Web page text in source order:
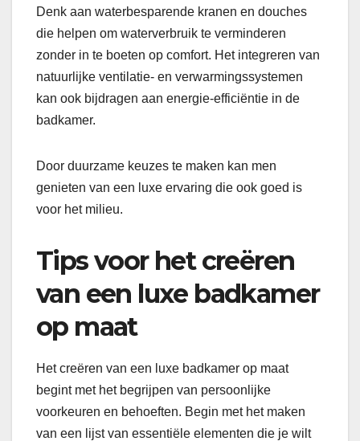
Denk aan waterbesparende kranen en douches
die helpen om waterverbruik te verminderen
zonder in te boeten op comfort. Het integreren van
natuurlijke ventilatie- en verwarmingssystemen
kan ook bijdragen aan energie-efficiëntie in de
badkamer.
Door duurzame keuzes te maken kan men
genieten van een luxe ervaring die ook goed is
voor het milieu.
Tips voor het creëren
van een luxe badkamer
op maat
Het creëren van een luxe badkamer op maat
begint met het begrijpen van persoonlijke
voorkeuren en behoeften. Begin met het maken
van een lijst van essentiële elementen die je wilt